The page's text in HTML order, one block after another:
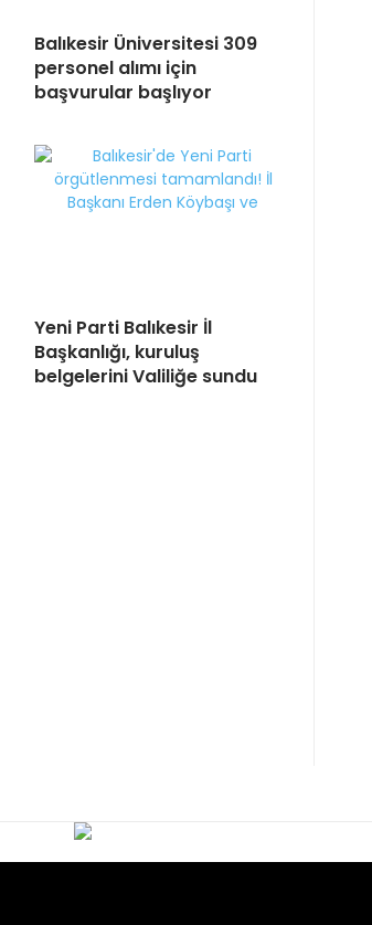
Balıkesir Üniversitesi 309
personel alımı için
başvurular başlıyor
Yeni Parti Balıkesir İl
Başkanlığı, kuruluş
belgelerini Valiliğe sundu